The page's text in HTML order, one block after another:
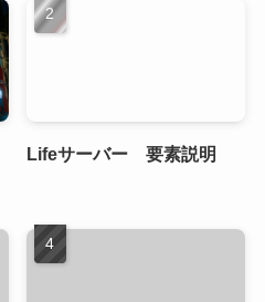
Lifeサーバー 要素説明